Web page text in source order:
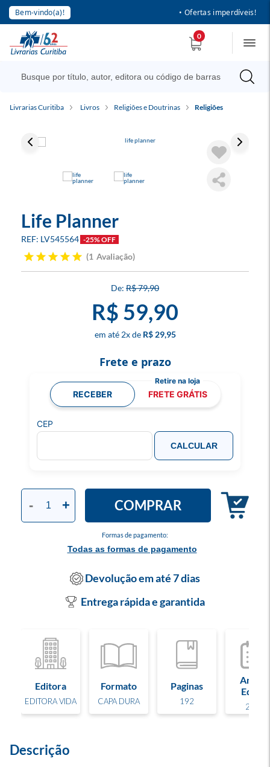
Bem-vindo(a)! • Ofertas imperdíveis!
0
Livrarias Curitiba Livros Religiões e Doutrinas Religiões
Life Planner
LV545564 -25% OFF
1 Avaliação
R$ 79,90
R$ 59,90
2x R$ 29,95
Formas de pagamento:
Todas as formas de pagamento
- + COMPRAR
Frete e prazo
RECEBER FRETE GRÁTIS
CEP
CALCULAR
Devolução em até 7 dias
Entrega rápida e garantida
Editora
EDITORA VIDA
Formato
CAPA DURA
Paginas
192
Ano de
Edição
2025
Descrição